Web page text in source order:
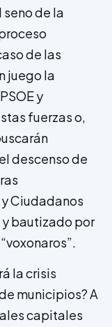
seno de la
de las
juego la
y
fuerzas o,
descenso de
Ciudadanos
y bautizado por
la crisis
municipios? A
capitales